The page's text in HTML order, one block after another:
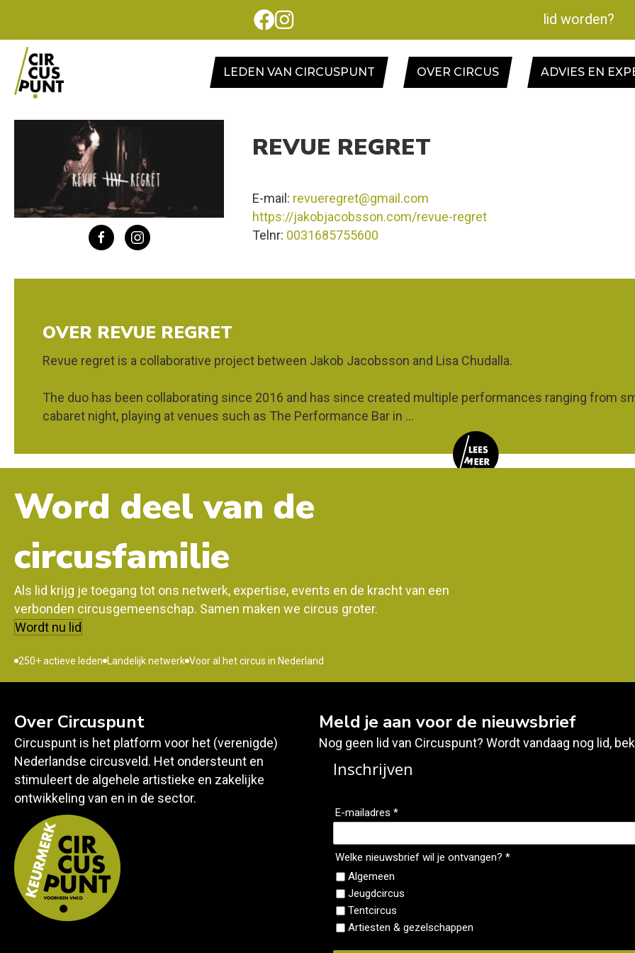
lid worden?
LEDEN VAN CIRCUSPUNT OVER CIRCUS ADVIES EN
REVUE REGRET
E-mail: revueregret@gmail.com
https://jakobjacobsson.com/revue-regret
Telnr: 0031685755600
OVER REVUE REGRET
Revue regret is a collaborative project between Jakob Jacobsson and Lisa Chudalla.
The duo has been collaborating since 2016 and has since created multiple performances ranging from
cabaret night, playing at venues such as The Performance Bar in ...
Word deel van de
circusfamilie
Als lid krijg je toegang tot ons netwerk, expertise, events en de kracht van een
verbonden circusgemeenschap. Samen maken we circus groter.
Wordt nu lid
250+ actieve leden Landelijk netwerk Voor al het circus in Nederland
Over Circuspunt
Circuspunt is het platform voor het (verenigde)
Nederlandse circusveld. Het ondersteunt en
stimuleert de algehele artistieke en zakelijke
ontwikkeling van en in de sector.
Meld je aan voor de nieuwsbrief
Nog geen lid van Circuspunt? Wordt vandaag nog lid,
Inschrijven
E-mailadres *
Welke nieuwsbrief wil je ontvangen? *
Algemeen
Jeugdcircus
Tentcircus
Artiesten & gezelschappen